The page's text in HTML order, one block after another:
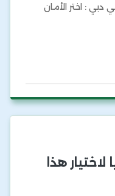
: اختر الأمان
| 5 مزايا لاختيار هذا